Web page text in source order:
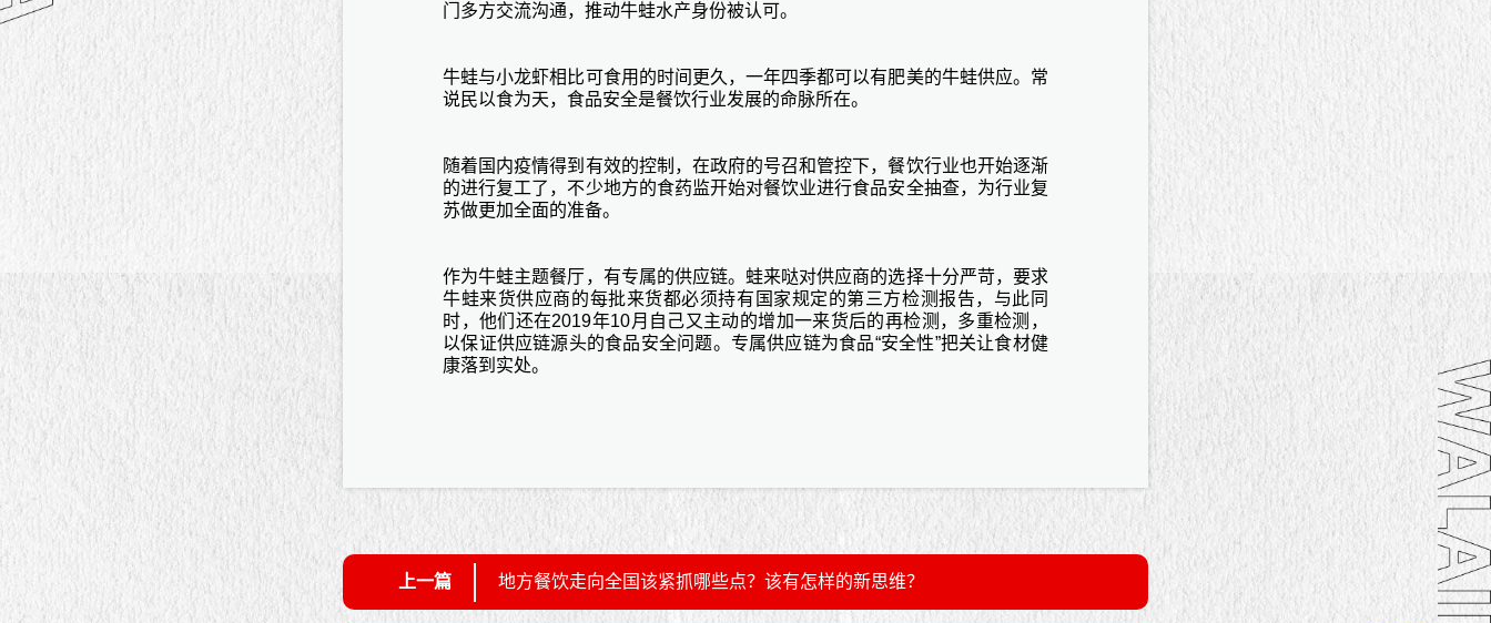
门多方交流沟通，推动牛蛙水产身份被认可。
牛蛙与小龙虾相比可食用的时间更久，一年四季都可以有肥美的牛蛙供应。常
说民以食为天，食品安全是餐饮行业发展的命脉所在。
随着国内疫情得到有效的控制，在政府的号召和管控下，餐饮行业也开始逐渐
的进行复工了，不少地方的食药监开始对餐饮业进行食品安全抽查，为行业复
苏做更加全面的准备。
作为牛蛙主题餐厅，有专属的供应链。蛙来哒对供应商的选择十分严苛，要求
牛蛙来货供应商的每批来货都必须持有国家规定的第三方检测报告，与此同
时，他们还在2019年10月自己又主动的增加一来货后的再检测，多重检测，
以保证供应链源头的食品安全问题。专属供应链为食品“安全性”把关让食材健
康落到实处。
上一篇 地方餐饮走向全国该紧抓哪些点？该有怎样的新思维？